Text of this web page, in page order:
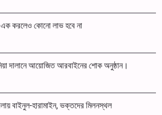
এক করলেও কোনো লাভ হবে না
দালানে আয়োজিত আরবাইনের শোক অনুষ্ঠান।
বাইনুল-হারামাইন, ভক্তদের মিলনস্থল